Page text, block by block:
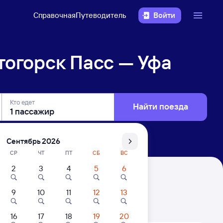
СправочнаяПутеводитель Войти
Пасс — Уфа
Кто едет Найти поезда
Цены за 1 пассажира
Сентябрь 2026
СР ЧТ ПТ СБ ВС
2 3 4 5 6
9 10 11 12 13
16 17 18 19 20